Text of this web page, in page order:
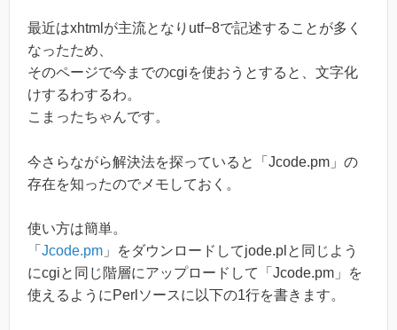
最近はxhtmlが主流となりutf−8で記述することが多く
なったため、
そのページで今までのcgiを使おうとすると、文字化
けするわするわ。
こまったちゃんです。
今さらながら解決法を探っていると「Jcode.pm」の
存在を知ったのでメモしておく。
使い方は簡単。
「 Jcode.pm 」をダウンロードしてjode.plと同じよう
にcgiと同じ階層にアップロードして「Jcode.pm」を
使えるようにPerlソースに以下の1行を書きます。